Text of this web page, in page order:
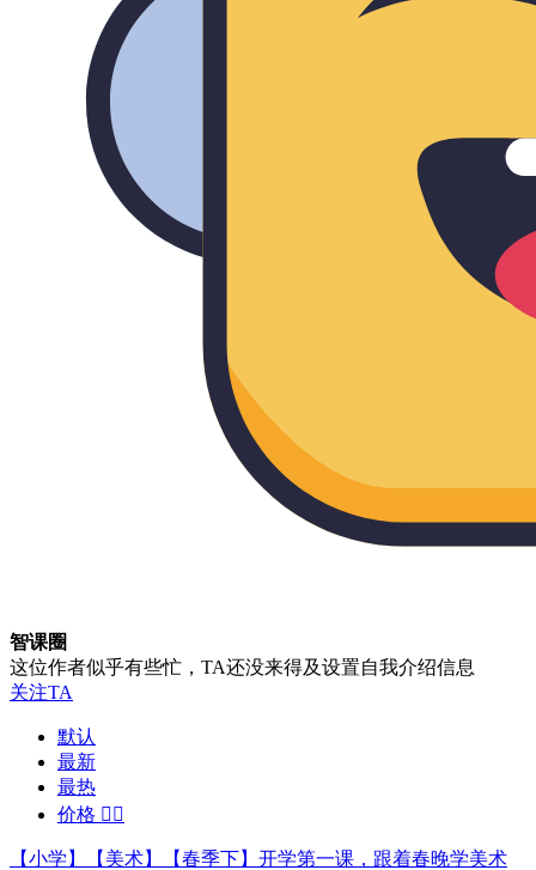
智课圈
这位作者似乎有些忙，TA还没来得及设置自我介绍信息
关注TA
默认
最新
最热
价格  
【小学】【美术】【春季下】开学第一课，跟着春晚学美术